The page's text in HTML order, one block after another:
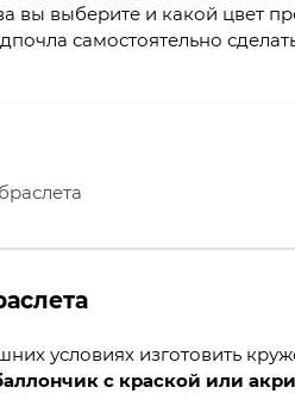
вы выберите и какой цвет
самостоятельно
условиях изготовить
с краской или